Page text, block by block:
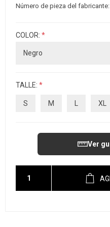
Número de pieza del fabricante:
COLOR: *
TALLE: *
S M L XL
Ver